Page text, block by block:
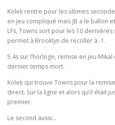
Kolek rentre pour les ultimes
en jeu compliqué mais JB a le ballon
LFs, Towns sort pour les 10
permet à Brooklyn de recoller à -1.
5.4s sur l’horloge, remise en jeu
dernier temps mort.
Kolek qui trouve Towns pour la
direct. Sur la ligne et alors qu’il était
premier.
Le second aussi…